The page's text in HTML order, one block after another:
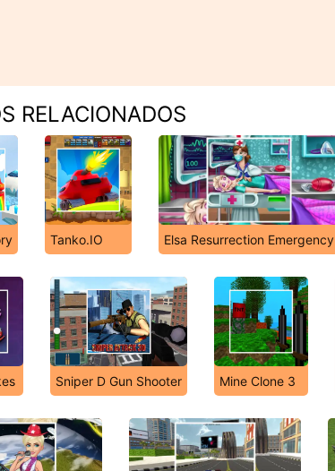
RELACIONADOS
Tanko.IO Elsa Resurrection Emergency
Sniper D Gun Shooter Mine Clone 3